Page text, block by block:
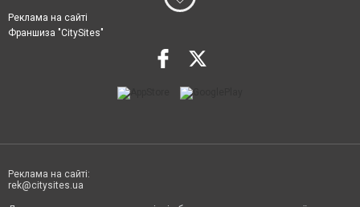
Реклама на сайті
Франшиза "CitySites"
Реклама на сайті:
rek@citysites.ua